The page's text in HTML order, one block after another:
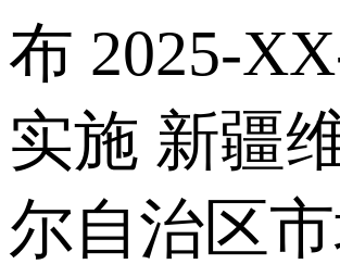
布 2025-
实施 新疆
尔自治区